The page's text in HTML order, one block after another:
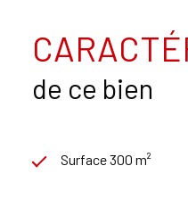
de ce bien
Surface 300 m²